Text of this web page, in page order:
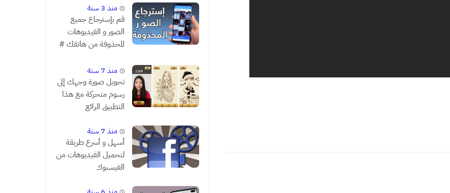
تندممنذ 3 سنة
قم بإسترجاع جميع
الصور و الفيديوهات
المحذوفة من هاتفك #
منذ 7 سنة
تحويل صورة وجهك إلى
رسوم متحركة مع هذا
التطبيق الرائع
منذ 7 سنة
أسهل و أسرع طريقة
لتحميل الفيديوهات من
الفيسبوك